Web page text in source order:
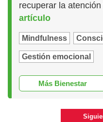
recuperar la
artículo
Mindfulness
Gestión emocional
Más Bienestar